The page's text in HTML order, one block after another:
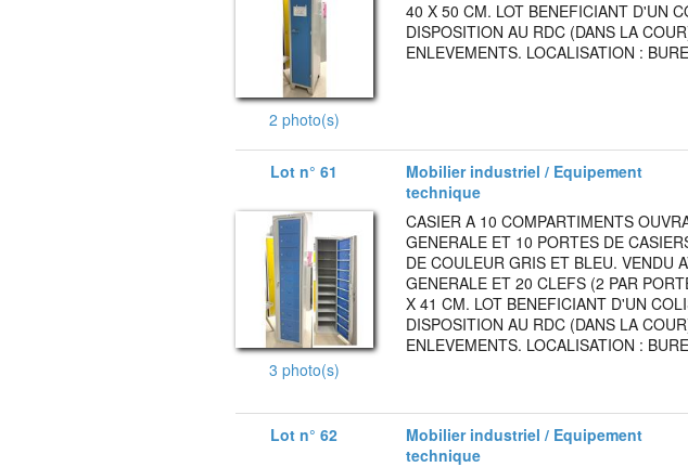
2 photo(s)
40 X 50 CM. LOT BENEFICIANT D'UN
DISPOSITION AU RDC (DANS LA
ENLEVEMENTS. LOCALISATION :
Lot n° 61
Mobilier industriel / Equipement
technique
3 photo(s)
CASIER A 10 COMPARTIMENTS
GENERALE ET 10 PORTES DE
DE COULEUR GRIS ET BLEU. VENDU
GENERALE ET 20 CLEFS (2 PAR
X 41 CM. LOT BENEFICIANT D'UN
DISPOSITION AU RDC (DANS LA
ENLEVEMENTS. LOCALISATION :
Lot n° 62
Mobilier industriel / Equipement
technique